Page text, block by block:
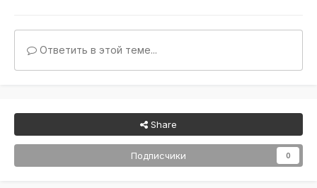
Ответить в этой теме...
Share
Подписчики 0